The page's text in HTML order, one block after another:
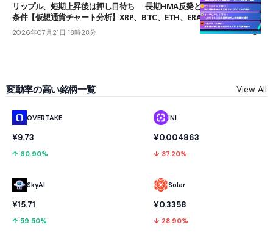
リップル、短期上昇後は押し目待ち──長期HMA反発と雲上抜けが買い
条件【仮想通貨チャート分析】XRP、BTC、ETH、ERA
2026年07月21日 18時28分
変動率の高い銘柄一覧 View All
OVERTAKE
¥9.73
↑ 60.90%
SkyAI
¥15.71
↑ 59.50%
INI
¥0.004863
↓ 37.20%
Solar
¥0.3358
↓ 28.90%